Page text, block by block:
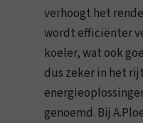
verhoogt het
wordt efficiënter
koeler, wat ook
dus zeker in het
genoemd. Bij